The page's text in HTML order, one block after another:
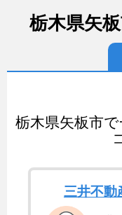
栃木県矢
栃木県矢板市
三井不動